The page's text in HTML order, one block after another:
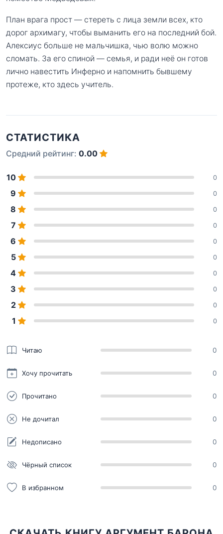
План врага прост — стереть с лица земли всех, кто
дорог архимагу, чтобы выманить его на последний бой.
Алексиус больше не мальчишка, чью волю можно
сломать. За его спиной — семья, и ради неё он готов
лично навестить Инферно и напомнить бывшему
протеже, кто здесь учитель.
СТАТИСТИКА
Средний рейтинг: 0.00
10 0
9 0
8 0
7 0
6 0
5 0
4 0
3 0
2 0
1 0
Читаю 0
Хочу прочитать 0
Прочитано 0
Не дочитал 0
Недописано 0
Чёрный список 0
В избранном 0